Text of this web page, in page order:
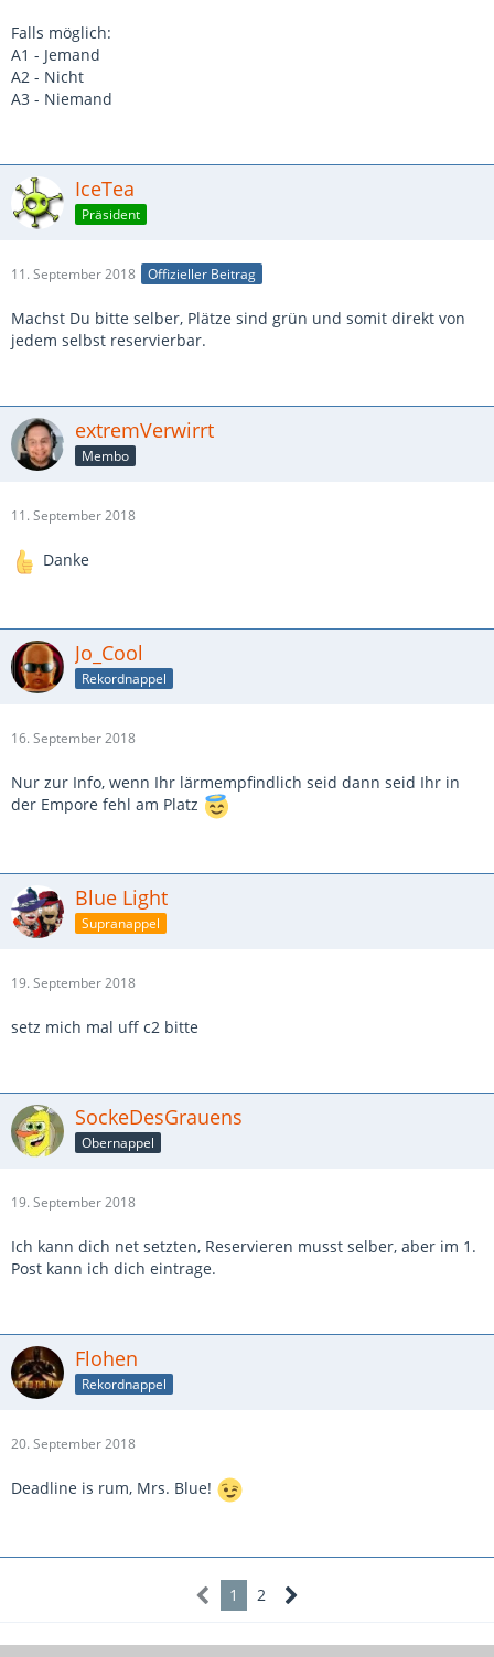
Falls möglich:
A1 - Jemand
A2 - Nicht
A3 - Niemand
IceTea
Präsident
11. September 2018 Offizieller Beitrag
Machst Du bitte selber, Plätze sind grün und somit direkt von
jedem selbst reservierbar.
extremVerwirrt
Membo
11. September 2018
Danke
Jo_Cool
Rekordnappel
16. September 2018
Nur zur Info, wenn Ihr lärmempfindlich seid dann seid Ihr in
der Empore fehl am Platz
Blue Light
Supranappel
19. September 2018
setz mich mal uff c2 bitte
SockeDesGrauens
Obernappel
19. September 2018
Ich kann dich net setzten, Reservieren musst selber, aber im 1.
Post kann ich dich eintrage.
Flohen
Rekordnappel
20. September 2018
Deadline is rum, Mrs. Blue!
1 2